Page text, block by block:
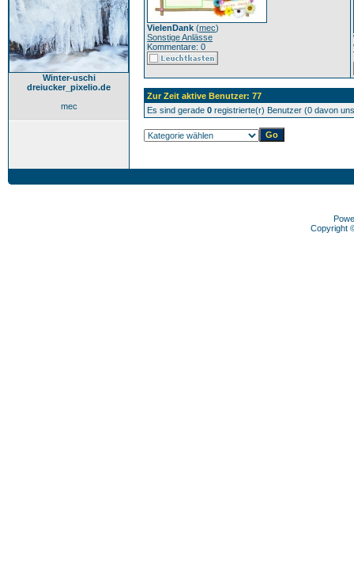
Winter-uschi
dreiucker_pixelio.de
mec
VielenDank (mec)
Sonstige Anlässe
Kommentare: 0
Zur Zeit aktive Benutzer: 77
Es sind gerade 0 registrierte(r) Benutzer (0 davon
Copyright